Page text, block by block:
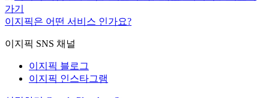
이지픽은 어떤 서비스 인가요?
이지픽 SNS 채널
이지픽 블로그
이지픽 인스타그램